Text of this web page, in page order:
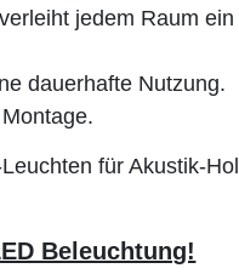
jedem Raum ein
dauerhafte Nutzung.
für Akustik-
Beleuchtung!